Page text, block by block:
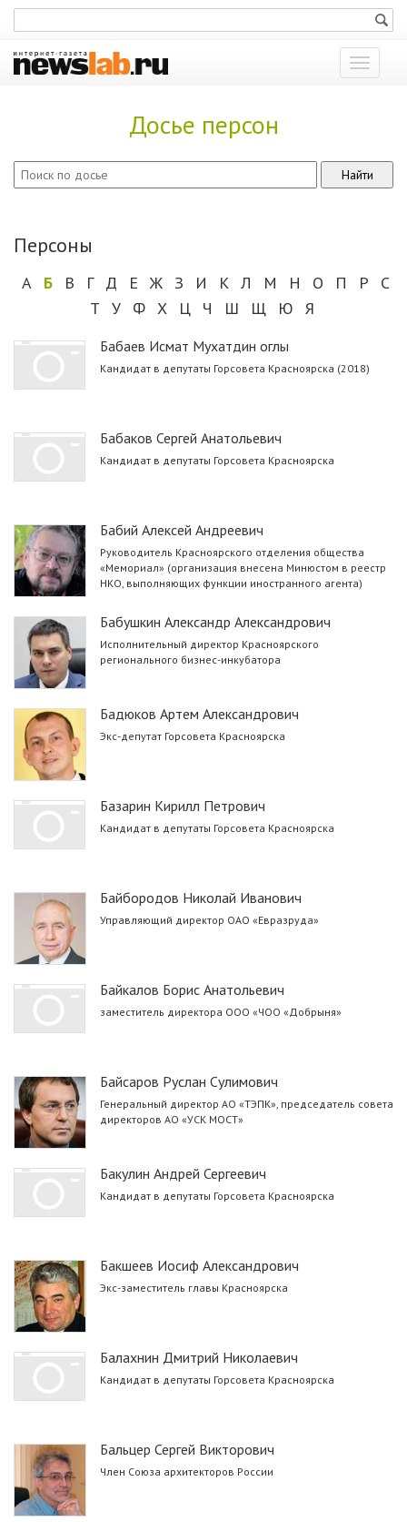
Показать
меню
Досье персон
Персоны
А Б В Г Д Е Ж З И К Л М Н О П Р
С
Т
У Ф Х Ц Ч Ш Щ Ю Я
Бабаев Исмат Мухатдин оглы
Кандидат в депутаты Горсовета Красноярска (2018)
Бабаков Сергей Анатольевич
Кандидат в депутаты Горсовета Красноярска
Бабий Алексей Андреевич
Руководитель Красноярского отделения общества
«Мемориал» (организация внесена Минюстом в реестр
НКО, выполняющих функции иностранного агента)
Бабушкин Александр Александрович
Исполнительный директор Красноярского
регионального бизнес-инкубатора
Бадюков Артем Александрович
Экс-депутат Горсовета Красноярска
Базарин Кирилл Петрович
Кандидат в депутаты Горсовета Красноярска
Байбородов Николай Иванович
Управляющий директор ОАО «Евразруда»
Байкалов Борис Анатольевич
заместитель директора ООО «ЧОО «Добрыня»
Байсаров Руслан Сулимович
Генеральный директор АО «ТЭПК», председатель совета
директоров АО «УСК МОСТ»
Бакулин Андрей Сергеевич
Кандидат в депутаты Горсовета Красноярска
Бакшеев Иосиф Александрович
Экс-заместитель главы Красноярска
Балахнин Дмитрий Николаевич
Кандидат в депутаты Горсовета Красноярска
Бальцер Сергей Викторович
Член Cоюза архитекторов России